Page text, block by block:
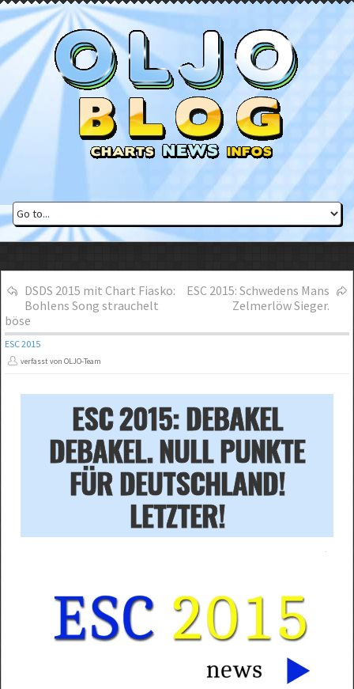
DSDS 2015 mit Chart Fiasko:
Bohlens Song strauchelt
böse
ESC 2015: Schwedens Mans
Zelmerlöw Sieger.
ESC 2015
verfasst von OLJO-Team
ESC 2015: DEBAKEL
DEBAKEL. NULL PUNKTE
FÜR DEUTSCHLAND!
LETZTER!